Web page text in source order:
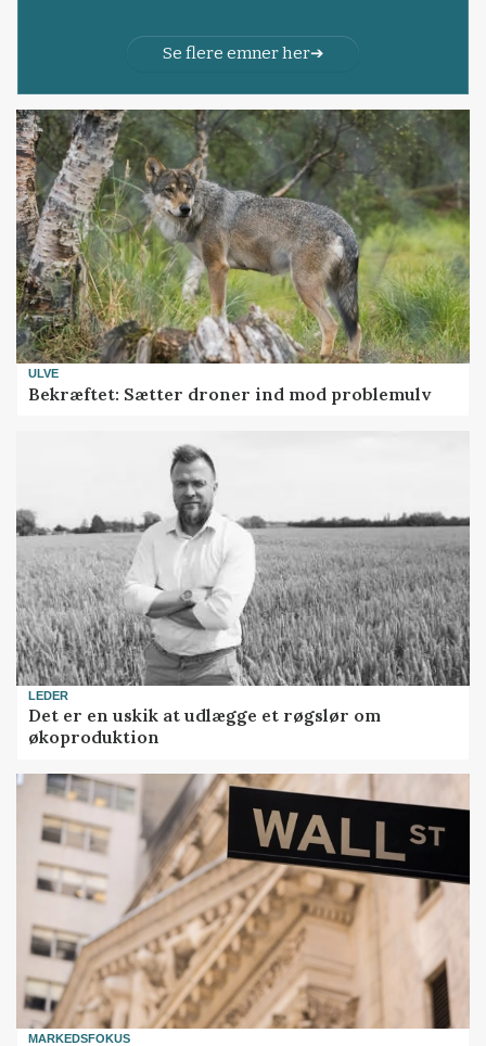
Se flere emner her
ULVE
Bekræftet: Sætter droner ind mod problemulv
LEDER
Det er en uskik at udlægge et røgslør om
økoproduktion
MARKEDSFOKUS